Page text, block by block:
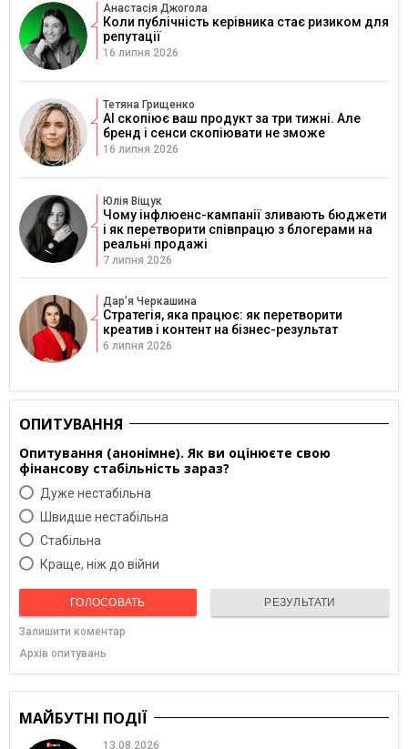
Анастасія Джогола
Коли публічність керівника стає ризиком для
репутації
16 липня 2026
Тетяна Грищенко
AI скопіює ваш продукт за три тижні. Але
бренд і сенси скопіювати не зможе
16 липня 2026
Юлія Віщук
Чому інфлюенс-кампанії зливають бюджети
і як перетворити співпрацю з блогерами на
реальні продажі
7 липня 2026
Дарʼя Черкашина
Стратегія, яка працює: як перетворити
креатив і контент на бізнес-результат
6 липня 2026
ОПИТУВАННЯ
Опитування (анонімне). Як ви оцінюєте свою
фінансову стабільність зараз?
Дуже нестабільна
Швидше нестабільна
Cтабільна
Краще, ніж до війни
ГОЛОСОВАТЬ РЕЗУЛЬТАТИ
Залишити коментар
Архів опитувань
МАЙБУТНІ ПОДІЇ
13.08.2026